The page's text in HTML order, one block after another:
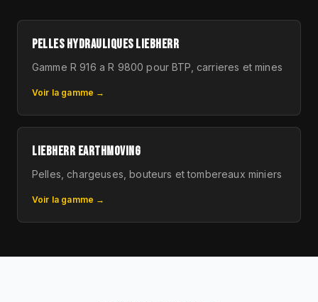
PELLES HYDRAULIQUES LIEBHERR
Gamme R 916 a R 9800 pour BTP, carrieres et mines
Voir la gamme →
LIEBHERR EARTHMOVING
Pelles, chargeuses, bouteurs et tombereaux miniers
Voir la gamme →